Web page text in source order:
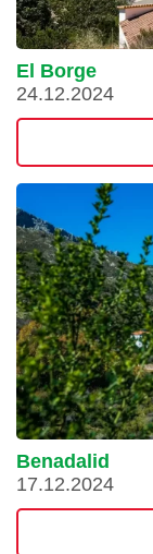
El Borge
24.12.2024
Benadalid
17.12.2024